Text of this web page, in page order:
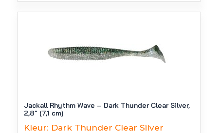
Jackall Rhythm Wave – Dark Thunder Clear Silver,
2,8″ (7,1 cm)
Kleur: Dark Thunder Clear Silver